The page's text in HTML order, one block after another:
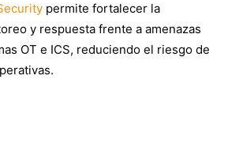
permite fortalecer la
y respuesta frente a amenazas
OT e ICS, reduciendo el riesgo de